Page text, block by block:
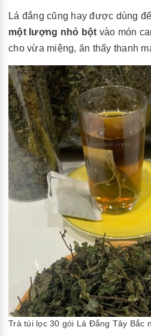
Lá đắng cũng hay được dùng để
một lượng nhỏ bột vào món
cho vừa miệng, ăn thấy thanh
Trà túi lọc 30 gói Lá Đắng Tây Bắc